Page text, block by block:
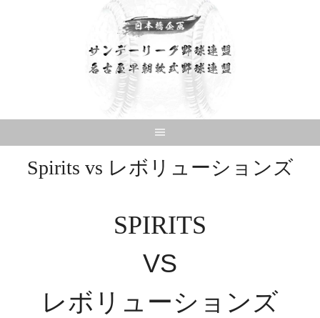
Spirits vs レボリューションズ
SPIRITS
VS
レボリューションズ